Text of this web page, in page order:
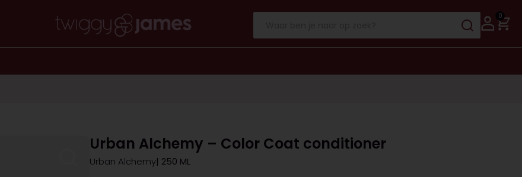
0
Urban Alchemy – Color Coat conditioner
Urban Alchemy| 250 ML